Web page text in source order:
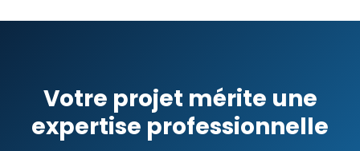
Votre projet mérite une
expertise professionnelle